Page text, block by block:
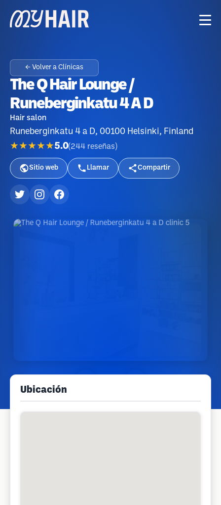
← Volver a Clínicas
The Q Hair Lounge /
Runeberginkatu 4 A D
Hair salon
Runeberginkatu 4 a D, 00100 Helsinki, Finland
★★★★★5.0(244 reseñas )
Sitio web Llamar Compartir
Ubicación